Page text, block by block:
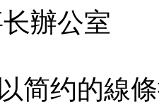
辦公室
简约的線